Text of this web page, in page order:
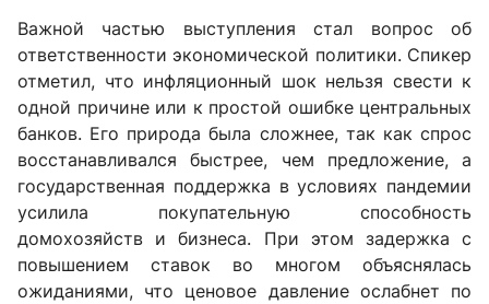
Важной частью выступления стал вопрос об
ответственности экономической политики. Спикер
отметил, что инфляционный шок нельзя свести к
одной причине или к простой ошибке центральных
банков. Его природа была сложнее, так как спрос
восстанавливался быстрее, чем предложение, а
государственная поддержка в условиях пандемии
усилила покупательную способность
домохозяйств и бизнеса. При этом задержка с
повышением ставок во многом объяснялась
ожиданиями, что ценовое давление ослабнет по